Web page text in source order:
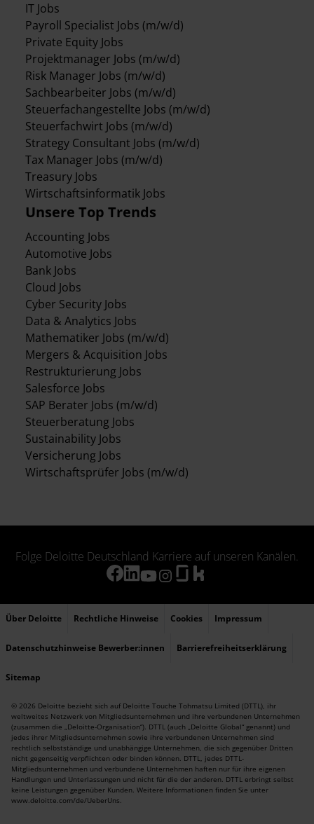
Unsere Top Trends
Accounting Jobs
Automotive Jobs
Bank Jobs
Cloud Jobs
Cyber Security Jobs
Data & Analytics Jobs
Mathematiker Jobs (m/w/d)
Mergers & Acquisition Jobs
Restrukturierung Jobs
Salesforce Jobs
SAP Berater Jobs (m/w/d)
Steuerberatung Jobs
Sustainability Jobs
Versicherung Jobs
Wirtschaftsprüfer Jobs (m/w/d)
IT Jobs
Payroll Specialist Jobs (m/w/d)
Private Equity Jobs
Projektmanager Jobs (m/w/d)
Risk Manager Jobs (m/w/d)
Sachbearbeiter Jobs (m/w/d)
Steuerfachangestellte Jobs (m/w/d)
Steuerfachwirt Jobs (m/w/d)
Strategy Consultant Jobs (m/w/d)
Tax Manager Jobs (m/w/d)
Treasury Jobs
Wirtschaftsinformatik Jobs
Folge Deloitte Deutschland Karriere auf unseren Kanälen.
Über Deloitte Rechtliche Hinweise Cookies Impressum
Datenschutzhinweise Bewerber:innen Barrierefreiheitserklärung
Sitemap
© 2026 Deloitte bezieht sich auf Deloitte Touche Tohmatsu Limited (DTTL), ihr
weltweites Netzwerk von Mitgliedsunternehmen und ihre verbundenen Unternehmen
(zusammen die „Deloitte-Organisation“). DTTL (auch „Deloitte Global“ genannt) und
jedes ihrer Mitgliedsunternehmen sowie ihre verbundenen Unternehmen sind
rechtlich selbstständige und unabhängige Unternehmen, die sich gegenüber Dritten
nicht gegenseitig verpflichten oder binden können. DTTL, jedes DTTL-
Mitgliedsunternehmen und verbundene Unternehmen haften nur für ihre eigenen
Handlungen und Unterlassungen und nicht für die der anderen. DTTL erbringt selbst
keine Leistungen gegenüber Kunden. Weitere Informationen finden Sie unter
www.deloitte.com/de/UeberUns.